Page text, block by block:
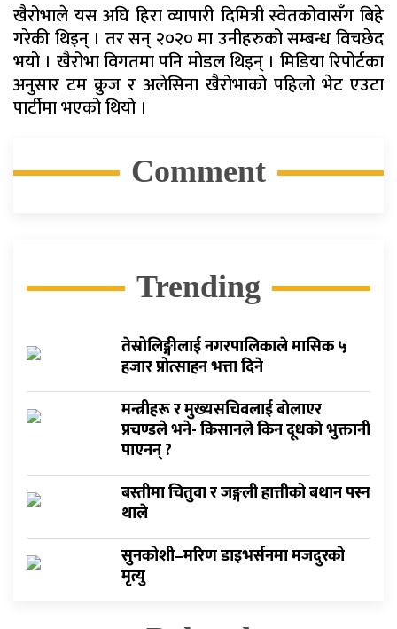
खैरोभाले यस अघि हिरा व्यापारी दिमित्री स्वेतकोवासँग बिहे
गरेकी थिइन् । तर सन् २०२० मा उनीहरुको सम्बन्ध विचछेद
भयो । खैरोभा विगतमा पनि मोडल थिइन् । मिडिया रिपोर्टका
अनुसार टम क्रुज र अलेसिना खैरोभाको पहिलो भेट एउटा
पार्टीमा भएको थियो ।
Comment
Trending
तेस्रोलिङ्गीलाई नगरपालिकाले मासिक ५
हजार प्रोत्साहन भत्ता दिने
मन्त्रीहरू र मुख्यसचिवलाई बाेलाएर
प्रचण्डले भने- किसानले किन दूधकाे भुक्तानी
पाएनन् ?
बस्तीमा चितुवा र जङ्गली हात्तीको बथान पस्न
थाले
सुनकोशी–मरिण डाइभर्सनमा मजदुरको
मृत्यु